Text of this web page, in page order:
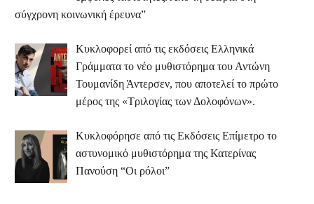
σύγχρονη κοινωνική έρευνα”
Κυκλοφορεί από τις εκδόσεις Ελληνικά
Γράμματα το νέο μυθιστόρημα του Αντώνη
Τουμανίδη Άντερσεν, που αποτελεί το πρώτο
μέρος της «Τριλογίας των Δολοφόνων».
Κυκλοφόρησε από τις Εκδόσεις Επίμετρο το
αστυνομικό μυθιστόρημα της Κατερίνας
Πανούση “Οι ρόλοι”